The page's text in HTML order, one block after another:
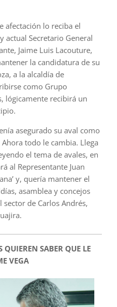
afectación lo reciba el
actual Secretario General
Jaime Luis Lacouture,
la candidatura de su
a la alcaldía de
como Grupo
lógicamente recibirá un
asegurado su aval como
todo le cambia. Llega
el tema de avales, en
al Representante Juan
y, quería mantener el
asamblea y concejos
de Carlos Andrés,
SABER QUE LE
VEGA